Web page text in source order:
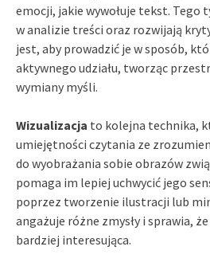
emocji, jakie wywołuje tekst. Tego
w analizie treści oraz rozwijają
jest, aby prowadzić je w sposób,
aktywnego udziału, tworząc
wymiany myśli.
Wizualizacja to kolejna technika,
umiejętności czytania ze
do wyobrażania sobie obrazów
pomaga im lepiej uchwycić jego
poprzez tworzenie ilustracji lub
angażuje różne zmysły i sprawia,
bardziej interesująca.